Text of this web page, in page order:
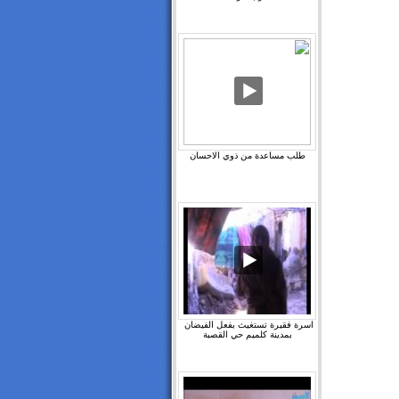
طلب مساعدة من ذوي الاحسان
اسرة فقيرة تستغيث بفعل الفيضان ‫
بمدينة كلميم حي القصبة